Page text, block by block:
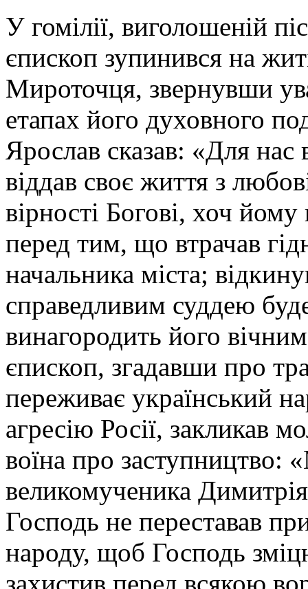
У гомілії, виголошеній
єпископ зупинився на
Мироточця, звернувши
етапах його духовного
Ярослав сказав: «Для
віддав своє життя з
вірності Богові, хоч
перед тим, що втрачав
начальника міста;
справедливим суддею
винагородить його
єпископ, згадавши про
переживає український
агресію Росії, закликав
воїна про заступництво:
великомученика
Господь не переставав
народу, щоб Господь
захистив перед всякою